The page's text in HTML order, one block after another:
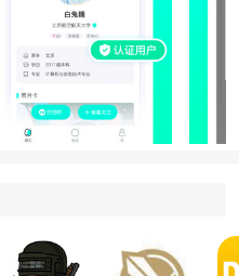
像审核，通过后才能正
别人想和你聊天必须先